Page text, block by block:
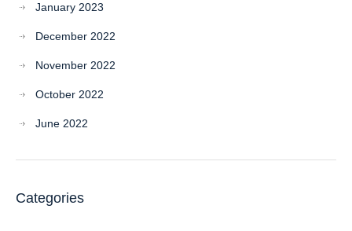
January 2023
December 2022
November 2022
October 2022
June 2022
Categories